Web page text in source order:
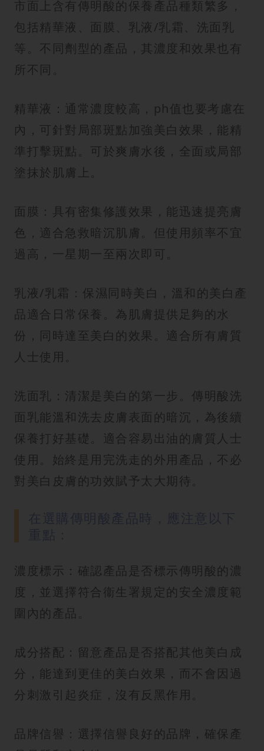
市面上含有傳明酸的保養產品種類繁多，
包括精華液、面膜、乳液/乳霜、洗面乳
等。不同劑型的產品，其濃度和效果也有
所不同。
精華液：通常濃度較高，ph值也要考慮在
內，可針對局部斑點加強美白效果，能精
準打擊斑點。可於爽膚水後，全面或局部
塗抹於肌膚上。
面膜：具有密集修護效果，能迅速提亮膚
色，適合急救暗沉肌膚。但使用頻率不宜
過高，一星期一至兩次即可。
乳液/乳霜：保濕同時美白，溫和的美白產
品適合日常保養。為肌膚提供足夠的水
份，同時達至美白的效果。適合所有膚質
人士使用。
洗面乳：清潔是美白的第一步。傳明酸洗
面乳能溫和洗去皮膚表面的暗沉，為後續
保養打好基礎。適合容易出油的膚質人士
使用。始終是用完洗走的外用產品，不必
對美白皮膚的功效賦予太大期待。
濃度標示：確認產品是否標示傳明酸的濃
度，並選擇符合衞生署規定的安全濃度範
圍內的產品。
成分搭配：留意產品是否搭配其他美白成
分，能達到更佳的美白效果，而不會因過
分刺激引起炎症，沒有反黑作用。
品牌信譽：選擇信譽良好的品牌，確保產